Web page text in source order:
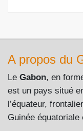
A propos du
Le Gabon, en
est un pays situé
l’équateur,
Guinée équatoriale